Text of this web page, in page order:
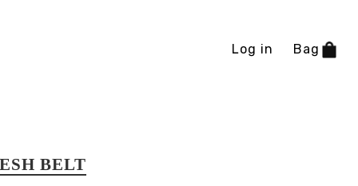
Bag
Log in
BELT